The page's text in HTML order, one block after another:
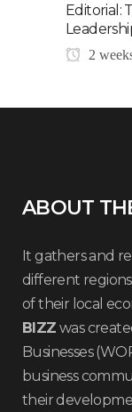
Editorial:
2
ABOUT
It gathers and
different
of their local
BIZZ was
Businesses
business
their